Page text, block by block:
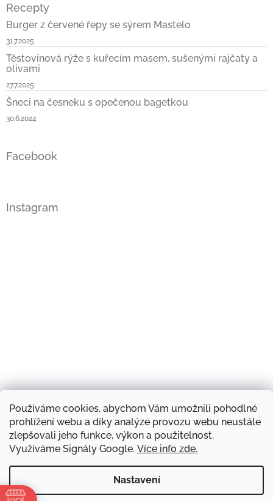
Používáme cookies, abychom Vám umožnili pohodlné
prohlížení webu a díky analýze provozu webu neustále
zlepšovali jeho funkce, výkon a použitelnost.
Využíváme Signály Google. Více info zde.
Nastavení
Recepty
Burger z červené řepy se sýrem Mastelo
31.7.2025
Těstovinová rýže s kuřecím masem, sušenými rajčaty a
olivami
27.7.2025
Šneci na česneku s opečenou bagetkou
30.6.2024
Facebook
Instagram
Sledovat na Instagramu
Náš obchod a kontakty Hodnocení obchodu
Produkty a značky
Doprava zboží
Blog Obchodní podmínky Napište nám